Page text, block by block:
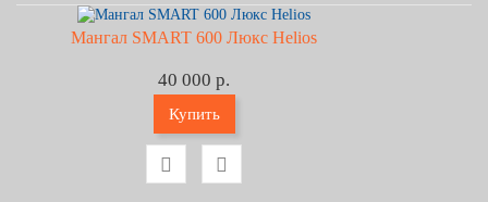
Мангал SMART 600 Люкс Helios
40 000 р.
Купить